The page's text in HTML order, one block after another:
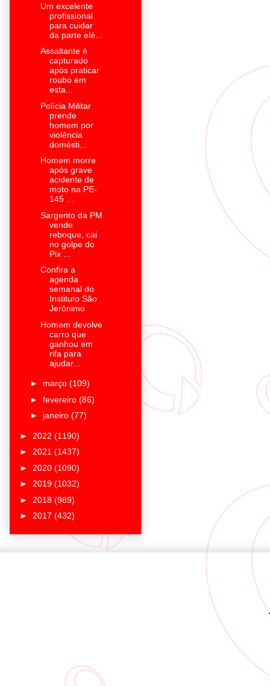
Um excelente
profissional
para cuidar
da parte elé...
Assaltante é
capturado
após praticar
roubo em
esta...
Polícia Militar
prende
homem por
violência
domésti...
Homem morre
após grave
acidente de
moto na PE-
145 ...
Sargento da PM
vende
reboque, cai
no golpe do
Pix ...
Confira a
agenda
semanal do
Instituto São
Jerônimo
Homem devolve
carro que
ganhou em
rifa para
ajudar...
► março (109)
► fevereiro (86)
► janeiro (77)
► 2022 (1190)
► 2021 (1437)
► 2020 (1090)
► 2019 (1032)
► 2018 (989)
► 2017 (432)